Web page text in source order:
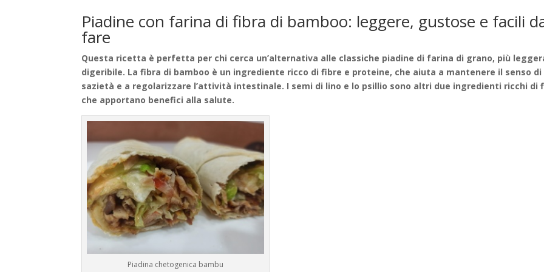
Piadine con farina di fibra di bamboo: leggere, gustose e facili
fare
Questa ricetta è perfetta per chi cerca un’alternativa alle classiche piadine di farina di grano, più
digeribile. La fibra di bamboo è un ingrediente ricco di fibre e proteine, che aiuta a mantenere il senso di
sazietà e a regolarizzare l’attività intestinale. I semi di lino e lo psillio sono altri due ingredienti ricchi di
che apportano benefici alla salute.
Piadina chetogenica bambu